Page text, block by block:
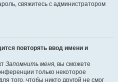
свяжитесь с администратором
повторять ввод имени и
Запомнить меня, вы сможете
только некоторое
того, чтобы никто другой не смог